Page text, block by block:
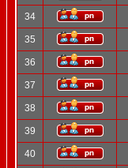
34
35
36
37
38
39
40